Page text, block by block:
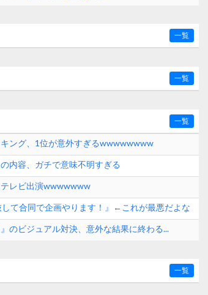
一覧
一覧
一覧
ング、1位が意外すぎるwwwwwwww
内容、ガチで意味不明すぎる
テレビ出演wwwwwww
て合同で企画やります！』←これが最悪だよな
のビジュアル対決、意外な結果に終わる...
一覧